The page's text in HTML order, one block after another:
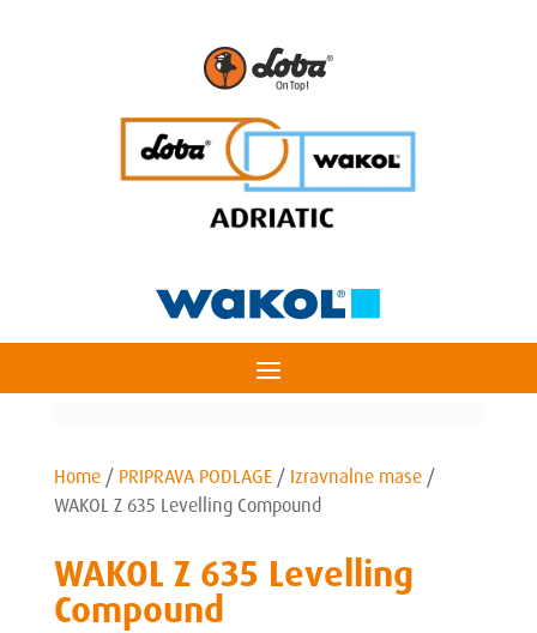
Home/ PRIPRAVA PODLAGE/ Izravnalne mase/
WAKOL Z 635 Levelling Compound
WAKOL Z 635 Levelling
Compound